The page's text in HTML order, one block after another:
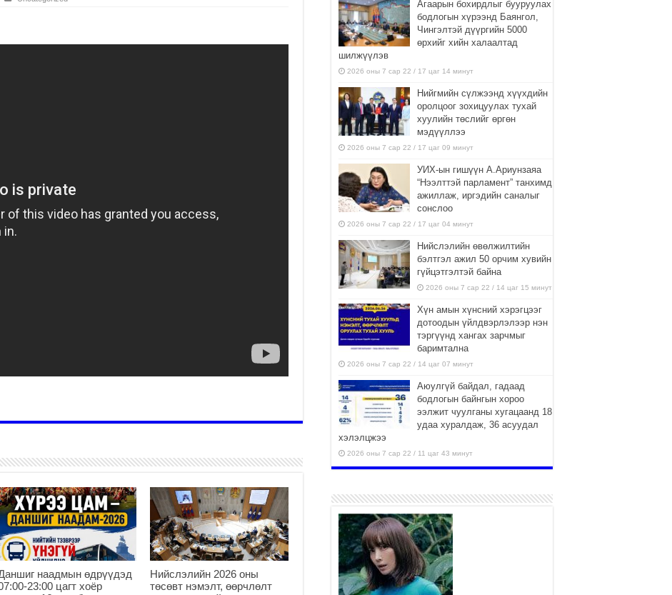
наадмын өдрүүдэд
23:00 цагт хоёр
Нийслэлийн 2026 оны
төсөвт нэмэлт, өөрчлөлт
Агаарын бохирдлыг бууруулах
бодлогын хүрээнд Баянгол,
Чингэлтэй дүүргийн 5000
өрхийг хийн халаалтад
шилжүүлэв
2026 оны 7 сар 22 / 17 цаг 14 минут
Нийгмийн сүлжээнд хүүхдийн
оролцоог зохицуулах тухай
хуулийн төслийг өргөн
мэдүүллээ
2026 оны 7 сар 22 / 17 цаг 09 минут
УИХ-ын гишүүн А.Ариунзаяа
“Нээлттэй парламент” танхимд
ажиллаж, иргэдийн саналыг
сонслоо
2026 оны 7 сар 22 / 17 цаг 04 минут
Нийслэлийн өвөлжилтийн
бэлтгэл ажил 50 орчим хувийн
гүйцэтгэлтэй байна
2026 оны 7 сар 22 / 14 цаг 15 минут
Хүн амын хүнсний хэрэгцээг
дотоодын үйлдвэрлэлээр нэн
тэргүүнд хангах зарчмыг
баримтална
2026 оны 7 сар 22 / 14 цаг 07 минут
Аюулгүй байдал, гадаад
бодлогын байнгын хороо
ээлжит чуулганы хугацаанд 18
удаа хуралдаж, 36 асуудал
хэлэлцжээ
2026 оны 7 сар 22 / 11 цаг 43 минут
боломжтой-Хүүхэд хөгжүүлэх
төв” байгуулах төсөлд төр,
хувийн хэвшлийн түншлэлийн хүрээнд хамтран
ажиллахыг урьж байна
2026 оны 7 сар 22 / 9 цаг 28 минут
Б.Пүрэвдагва: “Урт цагаан”-ыг
залуучууд чөлөөт цагаа